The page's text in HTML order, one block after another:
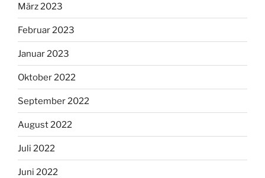
März 2023
Februar 2023
Januar 2023
Oktober 2022
September 2022
August 2022
Juli 2022
Juni 2022